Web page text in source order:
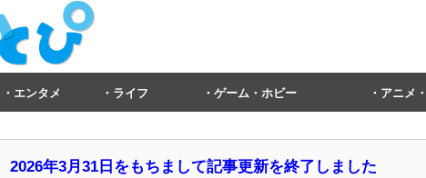
エンタメ ライフ ゲーム・ホビー アニメ
2026年3月31日をもちまして記事更新を終了しました